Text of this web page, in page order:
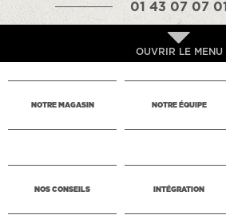
01 43 07 07 01
OUVRIR LE MENU
NOTRE MAGASIN NOTRE ÉQUIPE
NOS CONSEILS INTÉGRATION